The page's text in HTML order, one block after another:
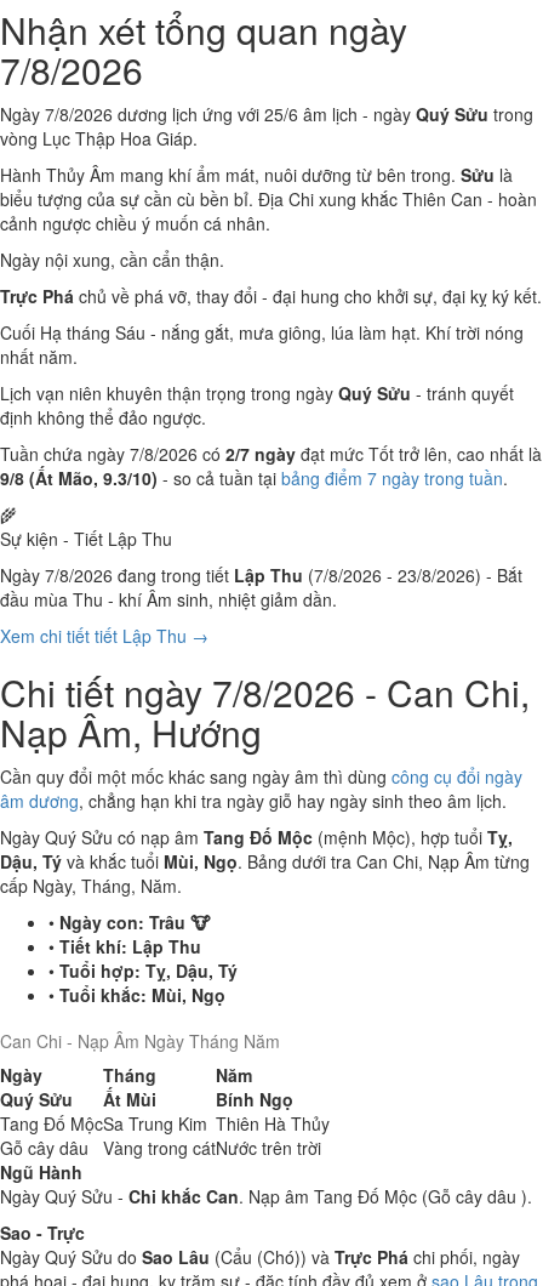
Nhận xét tổng quan ngày
7/8/2026
Ngày 7/8/2026 dương lịch ứng với 25/6 âm lịch - ngày Quý Sửu trong
vòng Lục Thập Hoa Giáp.
Hành Thủy Âm mang khí ẩm mát, nuôi dưỡng từ bên trong. Sửu là
biểu tượng của sự cần cù bền bỉ. Địa Chi xung khắc Thiên Can - hoàn
cảnh ngược chiều ý muốn cá nhân.
Ngày nội xung, cần cẩn thận.
Trực Phá chủ về phá vỡ, thay đổi - đại hung cho khởi sự, đại kỵ ký kết.
Cuối Hạ tháng Sáu - nắng gắt, mưa giông, lúa làm hạt. Khí trời nóng
nhất năm.
Lịch vạn niên khuyên thận trọng trong ngày Quý Sửu - tránh quyết
định không thể đảo ngược.
Tuần chứa ngày 7/8/2026 có 2/7 ngày đạt mức Tốt trở lên, cao nhất là
9/8 (Ất Mão, 9.3/10) - so cả tuần tại bảng điểm 7 ngày trong tuần.
🌾
Sự kiện - Tiết Lập Thu
Ngày 7/8/2026 đang trong tiết Lập Thu (7/8/2026 - 23/8/2026) - Bắt
đầu mùa Thu - khí Âm sinh, nhiệt giảm dần.
Xem chi tiết tiết Lập Thu →
Chi tiết ngày 7/8/2026 - Can Chi,
Nạp Âm, Hướng
Cần quy đổi một mốc khác sang ngày âm thì dùng công cụ đổi ngày
âm dương, chẳng hạn khi tra ngày giỗ hay ngày sinh theo âm lịch.
Ngày Quý Sửu có nạp âm Tang Đố Mộc (mệnh Mộc), hợp tuổi Tỵ,
Dậu, Tý và khắc tuổi Mùi, Ngọ. Bảng dưới tra Can Chi, Nạp Âm từng
cấp Ngày, Tháng, Năm.
• Ngày con: Trâu 🐮
• Tiết khí: Lập Thu
• Tuổi hợp: Tỵ, Dậu, Tý
• Tuổi khắc: Mùi, Ngọ
Can Chi - Nạp Âm Ngày Tháng Năm
Ngày
Tháng
Năm
Quý Sửu
Ất Mùi
Bính Ngọ
Tang Đố MộcSa Trung Kim Thiên Hà Thủy
Gỗ cây dâu
Vàng trong cátNước trên trời
Ngũ Hành
Ngày Quý Sửu - Chi khắc Can. Nạp âm Tang Đố Mộc (Gỗ cây dâu ).
Sao - Trực
Ngày Quý Sửu do Sao Lâu (Cẩu (Chó)) và Trực Phá chi phối, ngày
phá hoại - đại hung, kỵ trăm sự - đặc tính đầy đủ xem ở sao Lâu trong